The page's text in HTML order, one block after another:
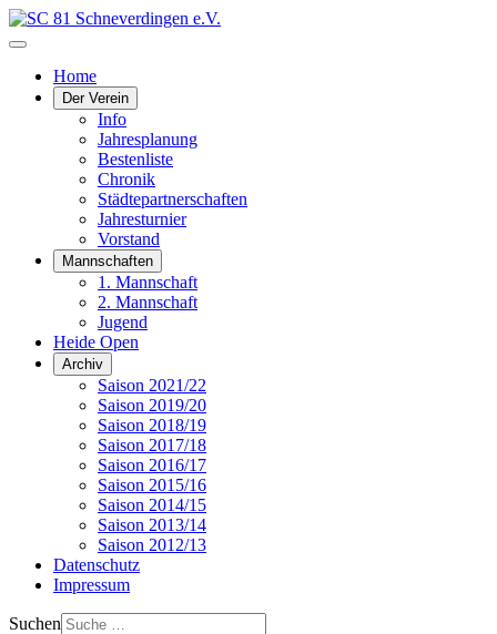
Home
Der Verein
Info
Jahresplanung
Bestenliste
Chronik
Städtepartnerschaften
Jahresturnier
Vorstand
Mannschaften
1. Mannschaft
2. Mannschaft
Jugend
Heide Open
Archiv
Saison 2021/22
Saison 2019/20
Saison 2018/19
Saison 2017/18
Saison 2016/17
Saison 2015/16
Saison 2014/15
Saison 2013/14
Saison 2012/13
Datenschutz
Impressum
Suchen